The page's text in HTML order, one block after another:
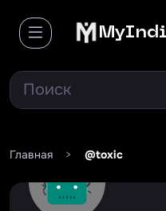
Главная > @toxic